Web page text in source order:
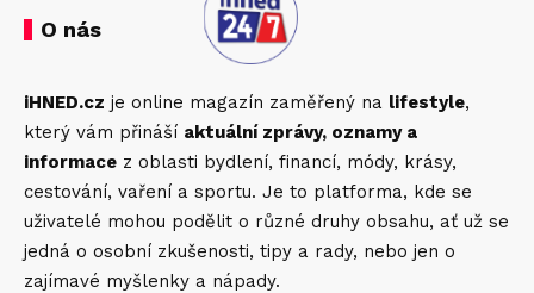
O nás
iHNED.cz je online magazín zaměřený na lifestyle,
který vám přináší aktuální zprávy, oznamy a
informace z oblasti bydlení, financí, módy, krásy,
cestování, vaření a sportu. Je to platforma, kde se
uživatelé mohou podělit o různé druhy obsahu, ať už se
jedná o osobní zkušenosti, tipy a rady, nebo jen o
zajímavé myšlenky a nápady.